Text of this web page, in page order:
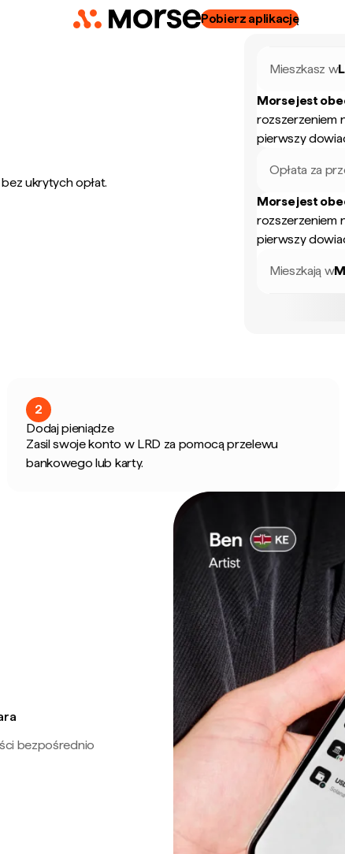
Pobierz aplikację
ukrytych opłat.
Mieszkasz w
Morse jest
rozszerzeniem
pierwszy
Opłata za
Morse jest
rozszerzeniem
pierwszy
Mieszkają w
2
Dodaj pieniądze
Zasil swoje konto w LRD za pomocą przelewu
bankowego lub karty.
bezpośrednio